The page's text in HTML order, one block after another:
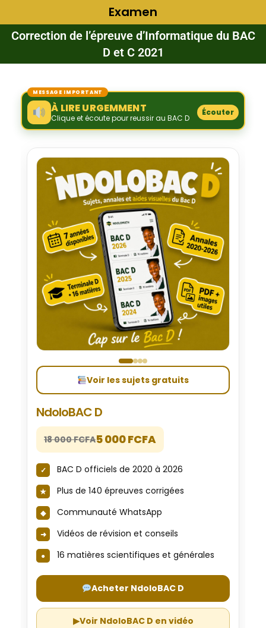
Examen
Correction de l’épreuve d’Informatique du BAC
D et C 2021
MESSAGE IMPORTANT
À LIRE URGEMMENT
Clique et écoute pour reussir au BAC D
Écouter
Voir les sujets gratuits
NdoloBAC D
18 000 FCFA5 000 FCFA
BAC D officiels de 2020 à 2026
Plus de 140 épreuves corrigées
Communauté WhatsApp
Vidéos de révision et conseils
16 matières scientifiques et générales
Acheter NdoloBAC D
▶Voir NdoloBAC D en vidéo